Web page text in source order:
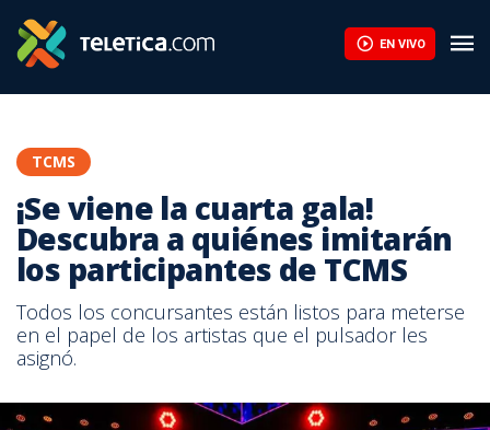
EN VIVO
TCMS
¡Se viene la cuarta gala!
Descubra a quiénes imitarán
los participantes de TCMS
Todos los concursantes están listos para meterse
en el papel de los artistas que el pulsador les
asignó.